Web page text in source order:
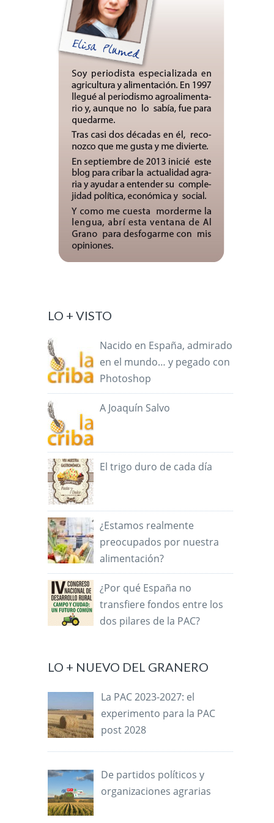
LO + VISTO
Nacido en España, admirado
en el mundo… y pegado con
Photoshop
A Joaquín Salvo
El trigo duro de cada día
¿Estamos realmente
preocupados por nuestra
alimentación?
¿Por qué España no
transfiere fondos entre los
dos pilares de la PAC?
LO + NUEVO DEL GRANERO
La PAC 2023-2027: el
experimento para la PAC
post 2028
De partidos políticos y
organizaciones agrarias